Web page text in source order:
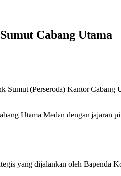
Cabang Utama
(Perseroda) Kantor Cabang
Utama Medan dengan jajaran
yang dijalankan oleh Bapenda